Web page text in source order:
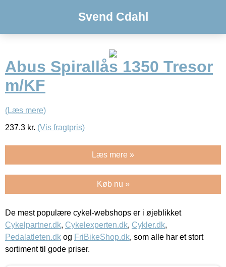
Svend Cdahl
Abus Spirallås 1350 Tresor
m/KF
(Læs mere)
237.3 kr. (Vis fragtpris)
Læs mere »
Køb nu »
De mest populære cykel-webshops er i øjeblikket
Cykelpartner.dk, Cykelexperten.dk, Cykler.dk,
Pedalatleten.dk og FriBikeShop.dk, som alle har et stort
sortiment til gode priser.